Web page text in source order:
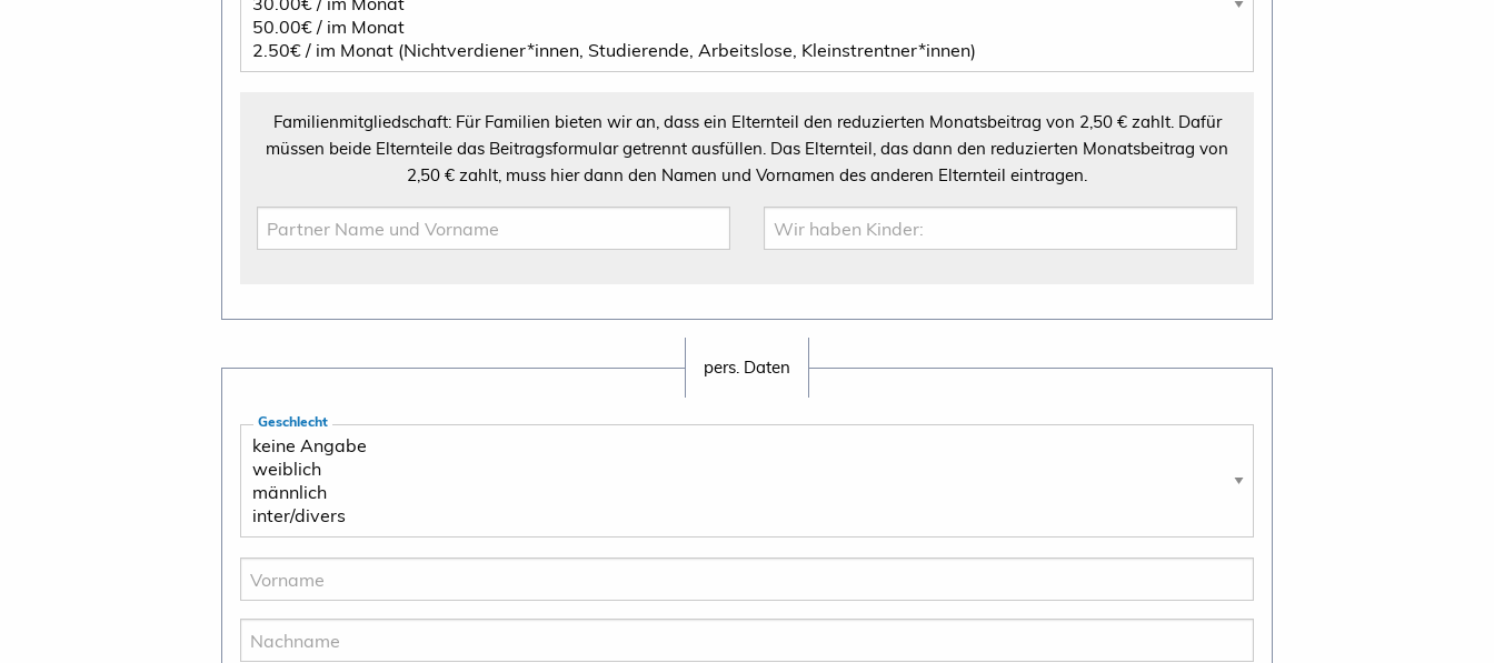
Familienmitgliedschaft: Für Familien bieten wir an, dass ein Elternteil den reduzierten Monatsbeitrag von 2,50 € zahlt. Dafür
müssen beide Elternteile das Beitragsformular getrennt ausfüllen. Das Elternteil, das dann den reduzierten Monatsbeitrag von
2,50 € zahlt, muss hier dann den Namen und Vornamen des anderen Elternteil eintragen.
pers. Daten
Geschlecht